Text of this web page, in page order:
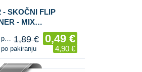
- SKOČNI FLIP
- MIX
(10 kom.)
Cijena po komadu 1,89 € 0,49 €
pakiranju 4,90 €